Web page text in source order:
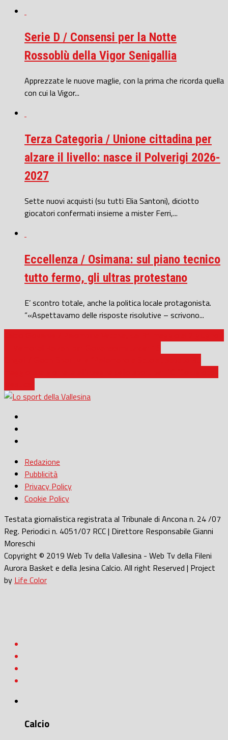
Serie D / Consensi per la Notte
Rossoblù della Vigor Senigallia
Apprezzate le nuove maglie, con la prima che ricorda quella
con cui la Vigor...
Terza Categoria / Unione cittadina per
alzare il livello: nasce il Polverigi 2026-
2027
Sette nuovi acquisti (su tutti Elia Santoni), diciotto
giocatori confermati insieme a mister Ferri,...
Eccellenza / Osimana: sul piano tecnico
tutto fermo, gli ultras protestano
E’ scontro totale, anche la politica locale protagonista.
“«Aspettavamo delle risposte risolutive – scrivono...
Redazione
Pubblicità
Privacy Policy
Cookie Policy
Testata giornalistica registrata al Tribunale di Ancona n. 24 /07
Reg. Periodici n. 4051/07 RCC | Direttore Responsabile Gianni
Moreschi
Copyright © 2019 Web Tv della Vallesina - Web Tv della Fileni
Aurora Basket e della Jesina Calcio. All right Reserved | Project
by Life Color
Calcio